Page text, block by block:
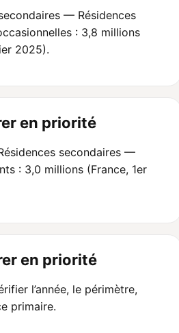
— Résidences
: 3,8 millions
2025).
en priorité
secondaires —
: 3,0 millions (France, 1er
en priorité
l’année, le périmètre,
primaire.